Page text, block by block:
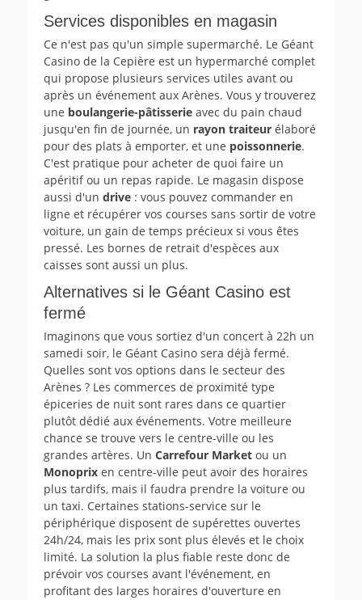
Services disponibles en magasin
Ce n'est pas qu'un simple supermarché. Le Géant
Casino de la Cepière est un hypermarché complet
qui propose plusieurs services utiles avant ou
après un événement aux Arènes. Vous y trouverez
une boulangerie-pâtisserie avec du pain chaud
jusqu'en fin de journée, un rayon traiteur élaboré
pour des plats à emporter, et une poissonnerie.
C'est pratique pour acheter de quoi faire un
apéritif ou un repas rapide. Le magasin dispose
aussi d'un drive : vous pouvez commander en
ligne et récupérer vos courses sans sortir de votre
voiture, un gain de temps précieux si vous êtes
pressé. Les bornes de retrait d'espèces aux
caisses sont aussi un plus.
Alternatives si le Géant Casino est
fermé
Imaginons que vous sortiez d'un concert à 22h un
samedi soir, le Géant Casino sera déjà fermé.
Quelles sont vos options dans le secteur des
Arènes ? Les commerces de proximité type
épiceries de nuit sont rares dans ce quartier
plutôt dédié aux événements. Votre meilleure
chance se trouve vers le centre-ville ou les
grandes artères. Un Carrefour Market ou un
Monoprix en centre-ville peut avoir des horaires
plus tardifs, mais il faudra prendre la voiture ou
un taxi. Certaines stations-service sur le
périphérique disposent de supérettes ouvertes
24h/24, mais les prix sont plus élevés et le choix
limité. La solution la plus fiable reste donc de
prévoir vos courses avant l'événement, en
profitant des larges horaires d'ouverture en